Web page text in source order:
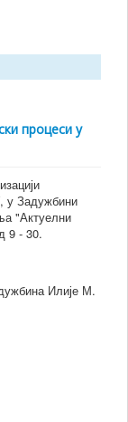
процеси у
у Задужбини
"Актуелни
9 - 30.
Илије М.